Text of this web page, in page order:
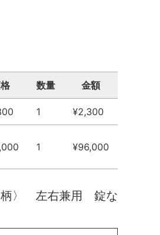
数量 金額
1 ¥2,300
1 ¥96,000
柄〉 左右兼用 錠な